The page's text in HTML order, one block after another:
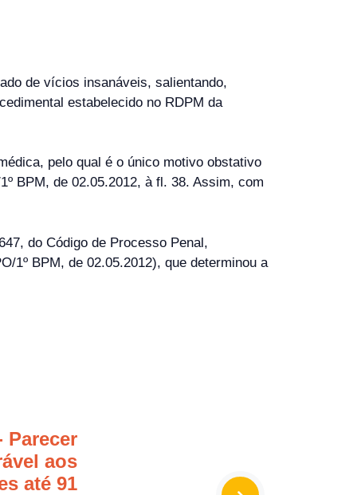
de vícios insanáveis, salientando,
estabelecido no RDPM da
pelo qual é o único motivo obstativo
BPM, de 02.05.2012, à fl. 38. Assim, com
do Código de Processo Penal,
1º BPM, de 02.05.2012), que determinou a
Parecer
aos
até 91